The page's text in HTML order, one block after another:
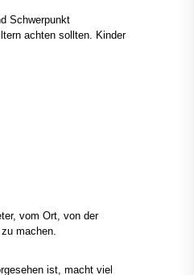
Schwerpunkt
achten sollten. Kinder
vom Ort, von der
machen.
ist, macht viel